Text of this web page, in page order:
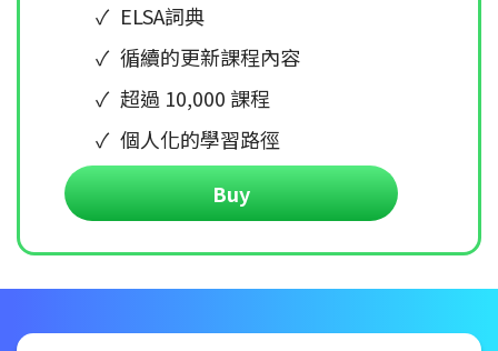
ELSA詞典
循續的更新課程內容
超過 10,000 課程
個人化的學習路徑
Buy